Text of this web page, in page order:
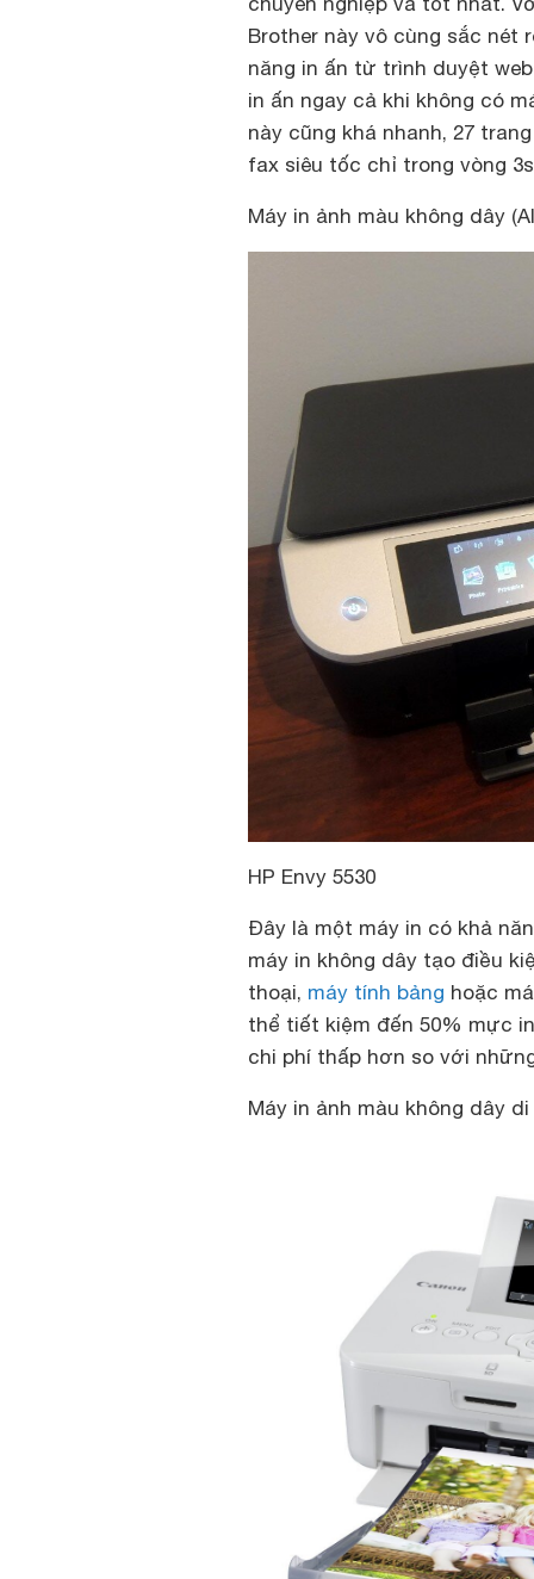
Brother này vô cùng sắc nét
năng in ấn từ trình duyệt
in ấn ngay cả khi không có
này cũng khá nhanh, 27
fax siêu tốc chỉ trong vòng
Máy in ảnh màu không dây
HP Envy 5530
Đây là một máy in có khả
máy in không dây tạo điều
thoại, máy tính bảng hoặc
thể tiết kiệm đến 50% mực
chi phí thấp hơn so với
Máy in ảnh màu không dây